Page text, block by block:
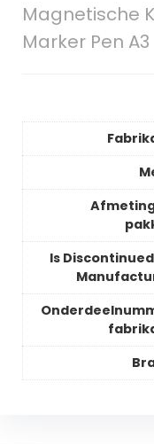
Magnetische
Marker Pen
Is